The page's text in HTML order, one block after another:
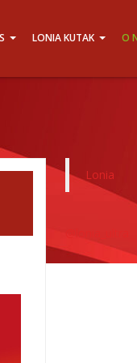
LONIA KUTAK O
Lonia